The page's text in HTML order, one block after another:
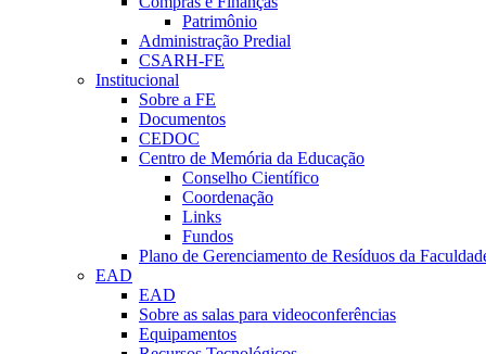
Patrimônio
Administração Predial
CSARH-FE
Institucional
Sobre a FE
Documentos
CEDOC
Centro de Memória da Educação
Conselho Científico
Coordenação
Links
Fundos
Plano de Gerenciamento de Resíduos da
EAD
EAD
Sobre as salas para videoconferências
Equipamentos